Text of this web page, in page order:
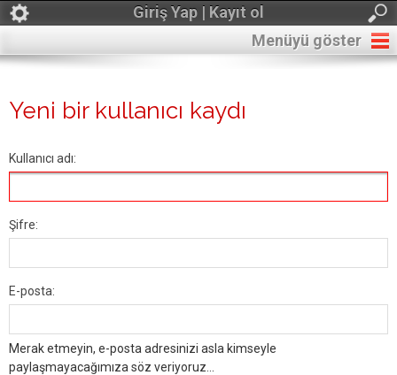
Giriş Yap | Kayıt ol
Menüyü göster
Yeni bir kullanıcı kaydı
Kullanıcı adı:
Şifre:
E-posta:
Merak etmeyin, e-posta adresinizi asla kimseyle
paylaşmayacağımıza söz veriyoruz...